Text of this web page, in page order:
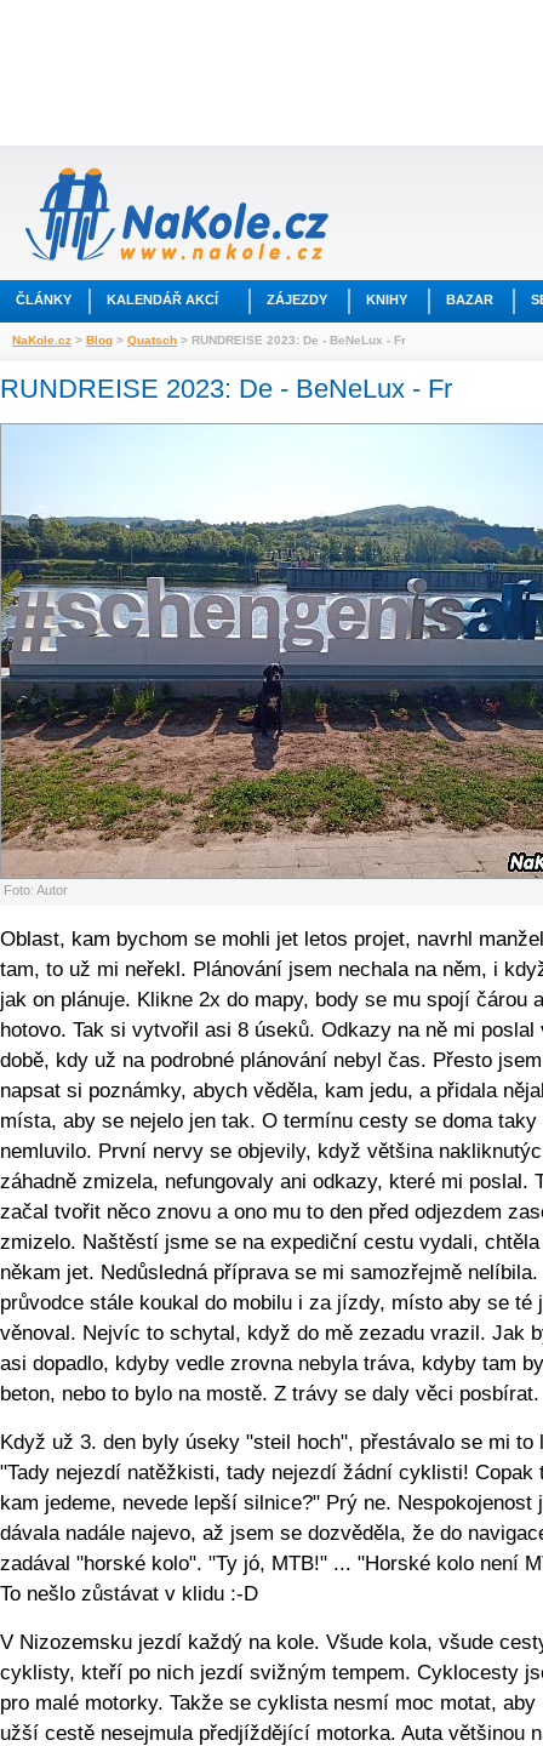
ČLÁNKY KALENDÁŘ AKCÍ ZÁJEZDY KNIHY BAZAR
NaKole.cz > Blog > Quatsch > RUNDREISE 2023: De - BeNeLux - Fr
RUNDREISE 2023: De - BeNeLux - Fr
Foto: Autor
Oblast, kam bychom se mohli jet letos projet, navrhl
tam, to už mi neřekl. Plánování jsem nechala na něm, i
jak on plánuje. Klikne 2x do mapy, body se mu spojí čárou
hotovo. Tak si vytvořil asi 8 úseků. Odkazy na ně mi poslal
době, kdy už na podrobné plánování nebyl čas. Přesto
napsat si poznámky, abych věděla, kam jedu, a přidala
místa, aby se nejelo jen tak. O termínu cesty se doma taky
nemluvilo. První nervy se objevily, když většina
záhadně zmizela, nefungovaly ani odkazy, které mi poslal.
začal tvořit něco znovu a ono mu to den před odjezdem
zmizelo. Naštěstí jsme se na expediční cestu vydali,
někam jet. Nedůsledná příprava se mi samozřejmě nelíbila.
průvodce stále koukal do mobilu i za jízdy, místo aby se té
věnoval. Nejvíc to schytal, když do mě zezadu vrazil. Jak
asi dopadlo, kdyby vedle zrovna nebyla tráva, kdyby tam
beton, nebo to bylo na mostě. Z trávy se daly věci posbírat.
Když už 3. den byly úseky "steil hoch", přestávalo se mi to
"Tady nejezdí natěžkisti, tady nejezdí žádní cyklisti! Copak
kam jedeme, nevede lepší silnice?" Prý ne. Nespokojenost
dávala nadále najevo, až jsem se dozvěděla, že do
zadával "horské kolo". "Ty jó, MTB!" ... "Horské kolo není
To nešlo zůstávat v klidu :-D
V Nizozemsku jezdí každý na kole. Všude kola, všude
cyklisty, kteří po nich jezdí svižným tempem. Cyklocesty
pro malé motorky. Takže se cyklista nesmí moc motat, aby
užší cestě nesejmula předjíždějící motorka. Auta většinou